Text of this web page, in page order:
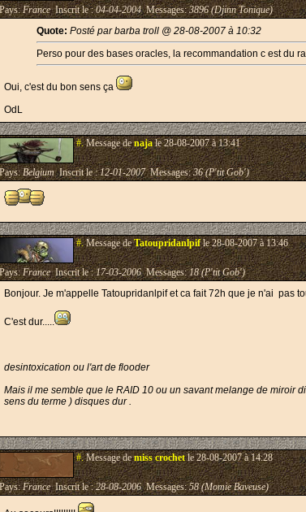
Pays:FranceInscrit le :04-04-2004Messages:3896 (Djinn Tonique)
Quote: Posté par barba troll @ 28-08-2007 à 10:32
Perso pour des bases oracles, la recommandation c est du
Oui, c'est du bon sens ça
OdL
#.Message denajale 28-08-2007 à 13:41
Pays:BelgiumInscrit le :12-01-2007Messages:36 (P'tit Gob')
#.Message deTatoupridanlpifle 28-08-2007 à 13:46
Pays:FranceInscrit le :17-03-2006Messages:18 (P'tit Gob')
Bonjour. Je m'appelle Tatoupridanlpif et ca fait 72h que je n'ai pas
C'est dur.....
desintoxication ou l'art de flooder
Mais il me semble que le RAID 10 ou un savant melange de miroir
sens du terme ) disques dur .
#.Message demiss crochetle 28-08-2007 à 14:28
Pays:FranceInscrit le :28-08-2006Messages:58 (Momie Baveuse)